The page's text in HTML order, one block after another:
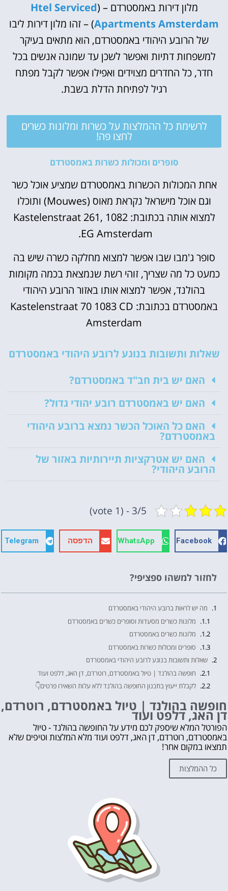
מלון דירות באמסטרדם – (Htel Serviced
Apartments Amsterdam) – זהו מלון דירות ליבו
של הרובע היהודי באמסטרדם, הוא מתאים בעיקר
למשפחות דתיות ואפשר לשכן עד שמונה אנשים בכל
חדר, כל החדרים מצוידים ואפילו אפשר לקבל מפתח
רגיל לפתיחת הדלת בשבת.
לרשימת כל ההמלצות על כשרות ומלונות כשרים
לחצו פה!
סופרים ומכולות כשרות באמסטרדם
אחת המכולות הכשרות באמסטרדם שמציע אוכל כשר
וגם אוכל מישראל נקראת מאוס (Mouwes) ותוכלו
למצוא אותה בכתובת: Kastelenstraat 261, 1082
EG Amsterdam.
סופר ג'מבו שבו אפשר למצוא מחלקה כשרה שיש בה
כמעט כל מה שצריך, זוהי רשת שנמצאת בכמה מקומות
בהולנד, אפשר למצוא אותו באזור הרובע היהודי
באמסטרדם בכתובת: Kastelenstraat 70 1083 CD
Amsterdam
שאלות ותשובות בנוגע לרובע היהודי באמסטרדם
האם יש בית חב"ד באמסטרדם?
האם יש באמסטרדם רובע יהודי גדול?
האם כל האוכל הכשר נמצא ברובע היהודי
באמסטרדם?
האם יש אטרקציות תיירותיות באזור של
הרובע היהודי?
3/5 - (1 vote)
Facebook
WhatsApp הדפסה Telegram
לחזור למשהו ספציפי?
מה יש לראות ברובע היהודי באמסטרדם
מלונות כשרים מסעדות וסופרים כשרים באמסטרדם
מלונות כשרים באמסטרדם
סופרים ומכולות כשרות באמסטרדם
שאלות ותשובות בנוגע לרובע היהודי באמסטרדם
חופשה בהולנד | טיול באמסטרדם, רוטרדם, דן האג, דלפט ועוד
לקבלת ייעוץ בתכנון החופשה בהולנד ללא עלות השאירו פרטים👇
אהבת? נא לשתף!
עוד דברים שאסור לפספס 👇
מה לראות ולעשות בהולנד?
לחצו על הכפתור וקבלו את הכל בחינם!
חופשה בהולנד | טיול באמסטרדם, רוטרדם,
דן האג, דלפט ועוד
הפורטל המלא שיספק לכם מידע על החופשה בהולנד - טיול
באמסטרדם, רוטרדם, דן האג, דלפט ועוד מלא המלצות וטיפים שלא
תמצאו במקום אחר!
כל ההמלצות